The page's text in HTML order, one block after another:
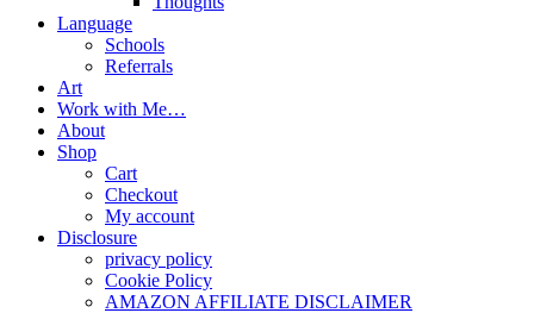
Language
Schools
Referrals
Art
Work with Me…
About
Shop
Cart
Checkout
My account
Disclosure
privacy policy
Cookie Policy
AMAZON AFFILIATE DISCLAIMER